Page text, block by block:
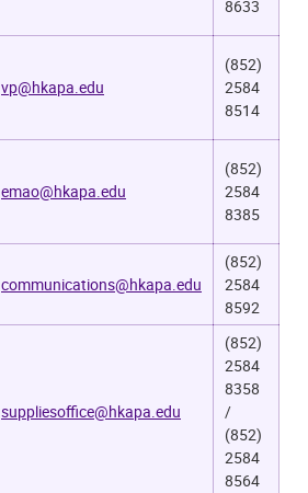
8633
vp@hkapa.edu
(852)
2584
8514
emao@hkapa.edu
(852)
2584
8385
communications@hkapa.edu
(852)
2584
8592
suppliesoffice@hkapa.edu
(852)
2584
8358
/
(852)
2584
8564